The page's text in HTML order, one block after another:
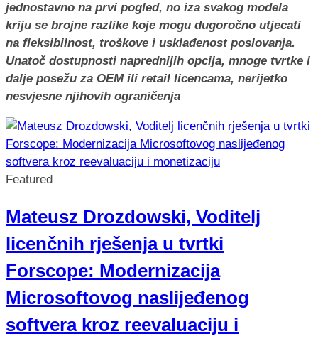
jednostavno na prvi pogled, no iza svakog modela
kriju se brojne razlike koje mogu dugoročno utjecati
na fleksibilnost, troškove i usklađenost poslovanja.
Unatoč dostupnosti naprednijih opcija, mnoge tvrtke i
dalje posežu za OEM ili retail licencama, nerijetko
nesvjesne njihovih ograničenja
Featured
Mateusz Drozdowski, Voditelj
licenčnih rješenja u tvrtki
Forscope: Modernizacija
Microsoftovog naslijeđenog
softvera kroz reevaluaciju i